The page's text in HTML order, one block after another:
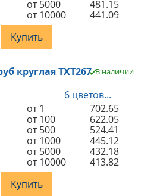
от 5000
481.15
от 10000
441.09
Купить
круглая TXT267 В наличии
6 цветов...
от 1
702.65
от 100
622.05
от 500
524.41
от 1000
445.12
от 5000
432.18
от 10000
413.82
Купить